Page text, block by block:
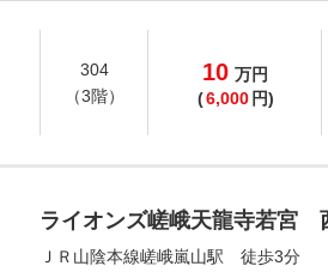
304
（3階）
10 万円
(6,000 円)
ライオンズ嵯峨天龍寺若宮
ＪＲ山陰本線嵯峨嵐山駅 徒歩3分